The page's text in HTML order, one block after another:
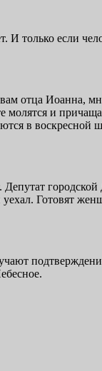
если
отца Иоанна,
и
в воскресной
уехал. Готовят